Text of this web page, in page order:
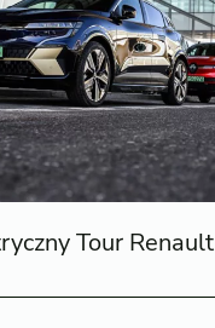
Tour Renault